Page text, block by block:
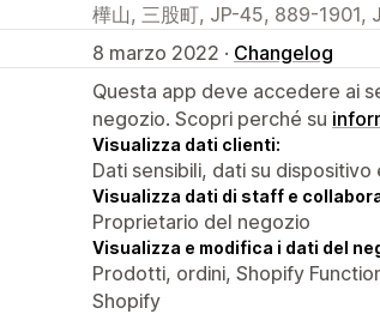
樺山, 三股町, JP-45, 889-1901,
8 marzo 2022 · Changelog
Questa app deve accedere ai
negozio. Scopri perché su
Visualizza dati clienti:
Dati sensibili, dati su dispositivo
Visualizza dati di staff e
Proprietario del negozio
Visualizza e modifica i dati del
Prodotti, ordini, Shopify
Shopify